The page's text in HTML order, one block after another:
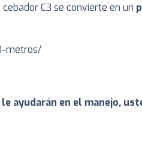
C3 se convierte en un
metros/
ayudarán en el manejo,